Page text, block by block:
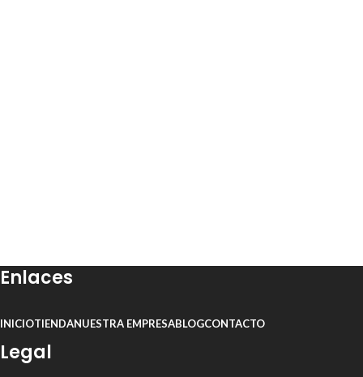
Enlaces
INICIOTIENDANUESTRA EMPRESABLOGCONTACTO
Legal